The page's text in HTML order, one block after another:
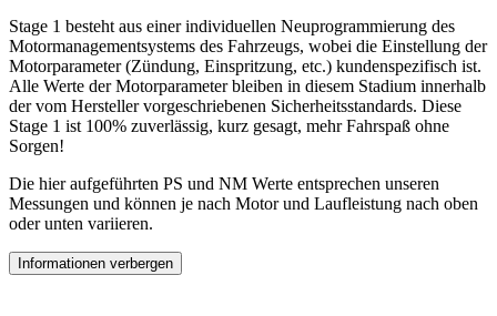
Stage 1 besteht aus einer individuellen Neuprogrammierung des
Motormanagementsystems des Fahrzeugs, wobei die Einstellung der
Motorparameter (Zündung, Einspritzung, etc.) kundenspezifisch ist.
Alle Werte der Motorparameter bleiben in diesem Stadium innerhalb
der vom Hersteller vorgeschriebenen Sicherheitsstandards. Diese
Stage 1 ist 100% zuverlässig, kurz gesagt, mehr Fahrspaß ohne
Sorgen!
Die hier aufgeführten PS und NM Werte entsprechen unseren
Messungen und können je nach Motor und Laufleistung nach oben
oder unten variieren.
Informationen verbergen